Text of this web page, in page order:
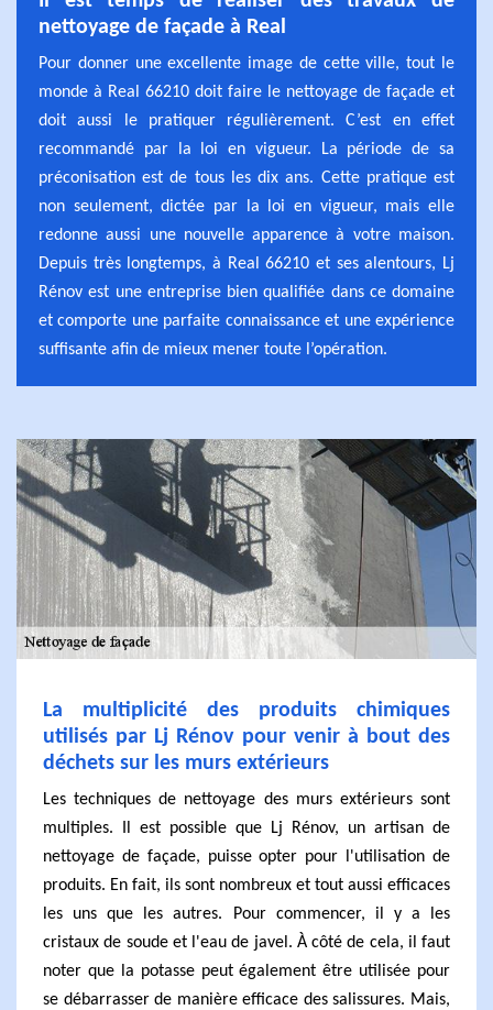
nettoyage de façade à Real
Pour donner une excellente image de cette ville, tout le
monde à Real 66210 doit faire le nettoyage de façade et
doit aussi le pratiquer régulièrement. C’est en effet
recommandé par la loi en vigueur. La période de sa
préconisation est de tous les dix ans. Cette pratique est
non seulement, dictée par la loi en vigueur, mais elle
redonne aussi une nouvelle apparence à votre maison.
Depuis très longtemps, à Real 66210 et ses alentours, Lj
Rénov est une entreprise bien qualifiée dans ce domaine
et comporte une parfaite connaissance et une expérience
suffisante afin de mieux mener toute l’opération.
La multiplicité des produits chimiques
utilisés par Lj Rénov pour venir à bout des
déchets sur les murs extérieurs
Les techniques de nettoyage des murs extérieurs sont
multiples. Il est possible que Lj Rénov, un artisan de
nettoyage de façade, puisse opter pour l'utilisation de
produits. En fait, ils sont nombreux et tout aussi efficaces
les uns que les autres. Pour commencer, il y a les
cristaux de soude et l'eau de javel. À côté de cela, il faut
noter que la potasse peut également être utilisée pour
se débarrasser de manière efficace des salissures. Mais,